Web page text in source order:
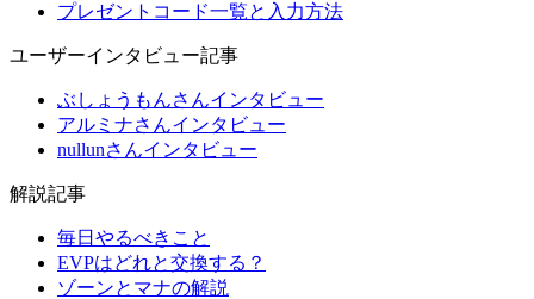
プレゼントコード一覧と入力方法
ユーザーインタビュー記事
ぶしょうもんさんインタビュー
アルミナさんインタビュー
nullunさんインタビュー
解説記事
毎日やるべきこと
EVPはどれと交換する？
ゾーンとマナの解説